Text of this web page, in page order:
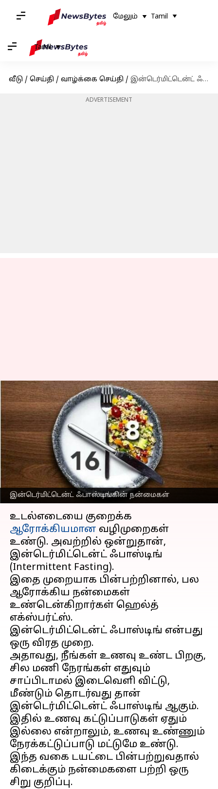
மேலும் Tamil
Tamil
வீடு / செய்தி / வாழ்க்கை செய்தி / இன்டெர்மிட்டென்ட் ஃபாஸ்டிங் இருப்பதால் கிடைக்கும் நன்மைகள் என்னென்ன எனத்தெரியுமா?
ADVERTISEMENT
இன்டெர்மிட்டென்ட் ஃபாஸ்டிங்கின் நன்மைகள்
இன்டெர்மிட்டென்ட்
ஃபாஸ்டிங் இருப்பதால்
கிடைக்கும் நன்மைகள்
என்னென்ன
எனத்தெரியுமா?
எழுதியவர் Venkatalakshmi V May 16, 2023 05:30 pm
செய்தி முன்னோட்டம்
உடல்எடையை குறைக்க
ஆரோக்கியமான வழிமுறைகள்
உண்டு. அவற்றில் ஒன்றுதான்,
இன்டெர்மிட்டென்ட் ஃபாஸ்டிங்
(Intermittent Fasting).
இதை முறையாக பின்பற்றினால், பல
ஆரோக்கிய நன்மைகள்
உண்டென்கிறார்கள் ஹெல்த்
எக்ஸ்பர்ட்ஸ்.
இன்டெர்மிட்டென்ட் ஃபாஸ்டிங் என்பது
ஒரு விரத முறை.
அதாவது, நீங்கள் உணவு உண்ட பிறகு,
சில மணி நேரங்கள் எதுவும்
சாப்பிடாமல் இடைவெளி விட்டு,
மீண்டும் தொடர்வது தான்
இன்டெர்மிட்டென்ட் ஃபாஸ்டிங் ஆகும்.
இதில் உணவு கட்டுப்பாடுகள் ஏதும்
இல்லை என்றாலும், உணவு உண்ணும்
நேரக்கட்டுப்பாடு மட்டுமே உண்டு.
இந்த வகை டயட்டை பின்பற்றுவதால்
கிடைக்கும் நன்மைகளை பற்றி ஒரு
சிறு குறிப்பு.